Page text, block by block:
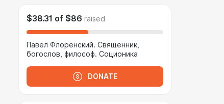
$38.31 of $86 raised
Павел Флоренский. Священник,
богослов, философ. Соционика
DONATE